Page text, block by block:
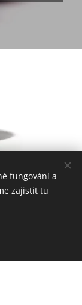
fungování a
zajistit tu